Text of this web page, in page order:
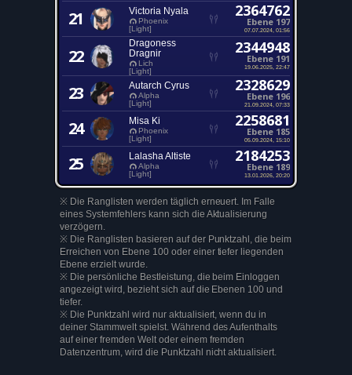
21 Victoria Nyala
Phoenix
[Light]
2364762
Ebene 197
07.07.2024, 01:56
22
Dragoness
Dragnir
Lich
[Light]
2344948
Ebene 191
19.06.2025, 22:47
23 Autarch Cyrus
Alpha
[Light]
2328629
Ebene 196
21.09.2024, 07:33
24 Misa Ki
Phoenix
[Light]
2258681
Ebene 185
05.09.2024, 15:10
25 Lalasha Altiste
Alpha
[Light]
2184253
Ebene 189
13.01.2026, 20:20
※ Die Ranglisten werden täglich erneuert. Im Falle
eines Systemfehlers kann sich die Aktualisierung
verzögern.
※ Die Ranglisten basieren auf der Punktzahl, die beim
Erreichen von Ebene 100 oder einer tiefer liegenden
Ebene erzielt wurde.
※ Die persönliche Bestleistung, die beim Einloggen
angezeigt wird, bezieht sich auf die Ebenen 100 und
tiefer.
※ Die Punktzahl wird nur aktualisiert, wenn du in
deiner Stammwelt spielst. Während des Aufenthalts
auf einer fremden Welt oder einem fremden
Datenzentrum, wird die Punktzahl nicht aktualisiert.